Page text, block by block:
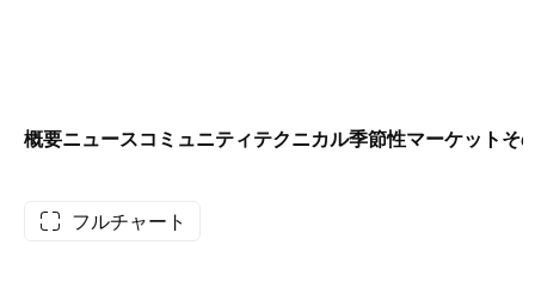
概要ニュースコミュニティテクニカル季節性マーケット そ
フルチャート